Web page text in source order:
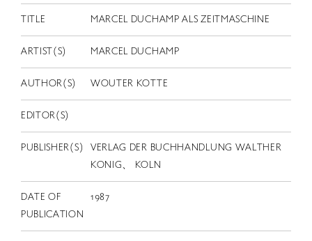
JP
TITLE MARCEL DUCHAMP ALS ZEITMASCHINE
ARTIST(S) MARCEL DUCHAMP
AUTHOR(S) WOUTER KOTTE
EDITOR(S)
PUBLISHER(S)
VERLAG DER BUCHHANDLUNG WALTHER
KONIG、 KOLN
DATE OF
PUBLICATION
1987